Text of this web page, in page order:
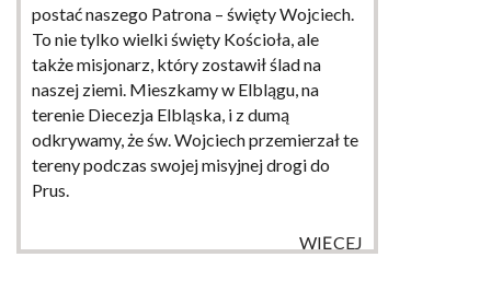
postać naszego Patrona – święty Wojciech.
To nie tylko wielki święty Kościoła, ale
także misjonarz, który zostawił ślad na
naszej ziemi. Mieszkamy w Elblągu, na
terenie Diecezja Elbląska, i z dumą
odkrywamy, że św. Wojciech przemierzał te
tereny podczas swojej misyjnej drogi do
Prus.
WIĘCEJ